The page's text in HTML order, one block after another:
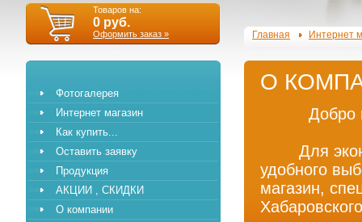
Товаров на:
0 руб.
Оформить заказ »
Фотогалерея
Интернет магазин
Как купить...
Оставить заявку
Продукция
АКЦИИ , СКИДКИ
О компании
Главная Интернет
О
Добро
Для
удобного
магазин,